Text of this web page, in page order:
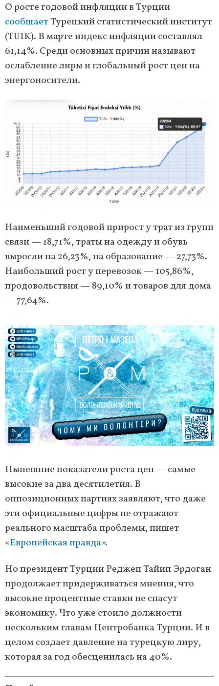
О росте годовой инфляции в Турции
сообщаетТурецкий статистический институт
(TUIK). В марте индекс инфляции составлял
61,14%. Среди основных причин называют
ослабление лиры и глобальный рост цен на
энергоносители.
Наименьший годовой прирост у трат из групп
связи — 18,71%, траты на одежду и обувь
выросли на 26,23%, на образование — 27,73%.
Наибольший рост у перевозок — 105,86%,
продовольствия — 89,10% и товаров для дома
— 77,64%.
Нынешние показатели роста цен — самые
высокие за два десятилетия. В
оппозиционных партиях заявляют, что даже
эти официальные цифры не отражают
реального масштаба проблемы, пишет
«Европейская правда».
Но президент Турции Реджеп Тайип Эрдоган
продолжает придерживаться мнения, что
высокие процентные ставки не спасут
экономику. Что уже стоило должности
нескольким главам Центробанка Турции. И в
целом создает давление на турецкую лиру,
которая за год обесценилась на 40%.